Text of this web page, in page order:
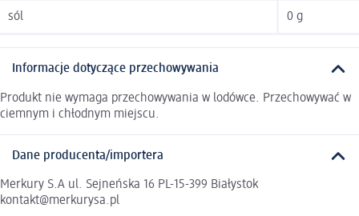
sól 0 g
Informacje dotyczące przechowywania
Produkt nie wymaga przechowywania w lodówce. Przechowywać w
ciemnym i chłodnym miejscu.
Dane producenta/importera
Merkury S.A ul. Sejneńska 16 PL-15-399 Białystok
kontakt@merkurysa.pl